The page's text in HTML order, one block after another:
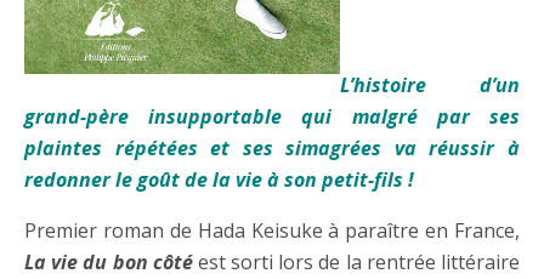
L’histoire d’un
grand-père insupportable qui malgré par ses
plaintes répétées et ses simagrées va réussir à
redonner le goût de la vie à son petit-fils !
Premier roman de Hada Keisuke à paraître en France,
La vie du bon côtéest sorti lors de la rentrée littéraire